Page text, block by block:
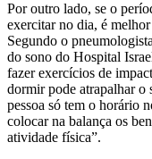
Por outro lado, se o
exercitar no dia, é
Segundo o
do sono do Hospital
fazer exercícios de
dormir pode atrapalhar o
pessoa só tem o horário
colocar na balança os
atividade física”.